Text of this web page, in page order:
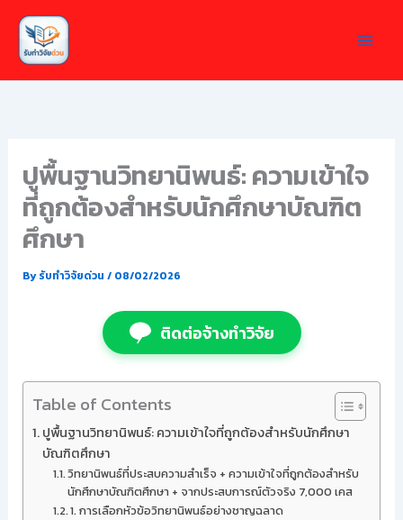
Skip
content
ปูพื้นฐานวิทยานิพนธ์: ความเข้าใจ
ที่ถูกต้องสำหรับนักศึกษาบัณฑิต
ศึกษา
Byรับทำวิจัยด่วน / 08/02/2026
ติดต่อจ้างทำวิจัย
Table of Contents
ปูพื้นฐานวิทยานิพนธ์: ความเข้าใจที่ถูกต้องสำหรับนักศึกษา
บัณฑิตศึกษา
วิทยานิพนธ์ที่ประสบความสำเร็จ + ความเข้าใจที่ถูกต้องสำหรับ
นักศึกษาบัณฑิตศึกษา + จากประสบการณ์ตัวจริง 7,000 เคส
1. การเลือกหัวข้อวิทยานิพนธ์อย่างชาญฉลาด